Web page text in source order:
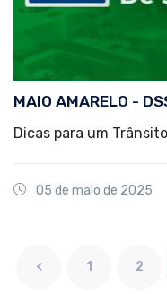
MAIO AMARELO -
Dicas para um
05 de maio de 2025
< 1 2